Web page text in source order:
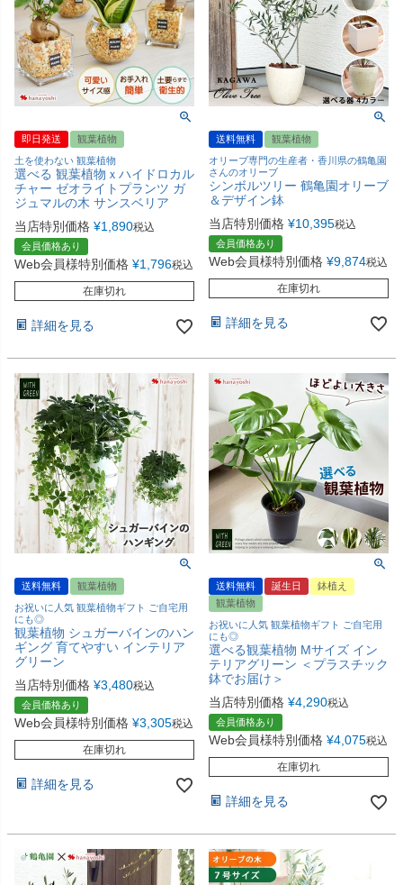
即日発送
観葉植物
土を使わない 観葉植物
選べる 観葉植物ｘハイドロカル
チャー ゼオライトプランツ ガ
ジュマルの木 サンスベリア
当店特別価格 ¥1,890税込
会員価格あり
Web会員様特別価格 ¥1,796税込
在庫切れ
詳細を見る
送料無料
観葉植物
オリーブ専門の生産者・香川県の鶴亀園
さんのオリーブ
シンボルツリー 鶴亀園オリーブ
＆デザイン鉢
当店特別価格 ¥10,395税込
会員価格あり
Web会員様特別価格 ¥9,874税込
在庫切れ
詳細を見る
送料無料
観葉植物
お祝いに人気 観葉植物ギフト ご自宅用
にも◎
観葉植物 シュガーバインのハン
ギング 育てやすい インテリア
グリーン
当店特別価格 ¥3,480税込
会員価格あり
Web会員様特別価格 ¥3,305税込
在庫切れ
詳細を見る
送料無料 誕生日
鉢植え
観葉植物
お祝いに人気 観葉植物ギフト ご自宅用
にも◎
選べる観葉植物 Mサイズ イン
テリアグリーン ＜プラスチック
鉢でお届け＞
当店特別価格 ¥4,290税込
会員価格あり
Web会員様特別価格 ¥4,075税込
在庫切れ
詳細を見る